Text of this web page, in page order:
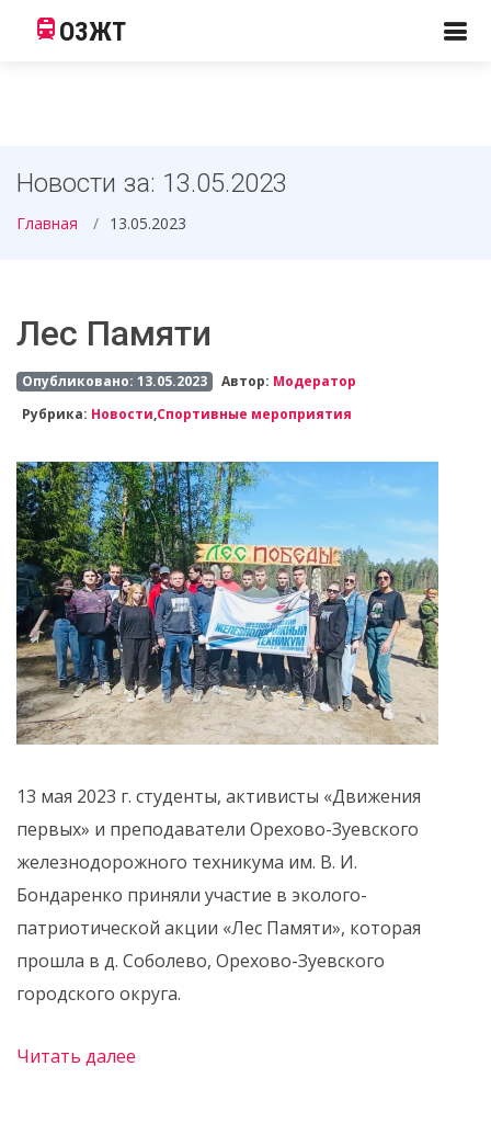
ОЗЖТ
Новости за: 13.05.2023
Главная 13.05.2023
Лес Памяти
Опубликовано: 13.05.2023 Автор: Модератор
Рубрика: Новости,Спортивные мероприятия
13 мая 2023 г. студенты, активисты «Движения
первых» и преподаватели Орехово-Зуевского
железнодорожного техникума им. В. И.
Бондаренко приняли участие в эколого-
патриотической акции «Лес Памяти», которая
прошла в д. Соболево, Орехово-Зуевского
городского округа.
Читать далее